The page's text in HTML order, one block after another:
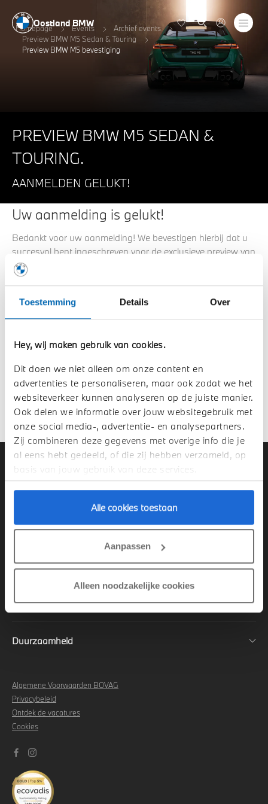
Toestemming Details Over
Hey, wij maken gebruik van cookies.
Dit doen we niet alleen om onze content en
advertenties te personaliseren, maar ook zodat we het
websiteverkeer kunnen analyseren op de juiste manier.
Ook delen we informatie over jouw websitegebruik met
onze social media-, advertentie- en analysepartners.
Zij combineren deze gegevens met overige info die je
al eens hebt gedeeld, of die zij hebben verzameld, op
basis van jouw gebruik van deze services.
Alle cookies toestaan
Aanpassen
Alleen noodzakelijke cookies
Oostland BMW
Homepage Events
Archief events
Preview BMW M5 Sedan & Touring
Preview BMW M5 bevestiging
PREVIEW BMW M5 SEDAN &
TOURING.
AANMELDEN GELUKT!
Uw aanmelding is gelukt!
Bedankt voor uw aanmelding! We bevestigen hierbij dat u
succesvol bent ingeschreven voor de exclusieve preview van
de nieuwe BMW M5 Sedan & Touring.
Datum:Donderdag 12 september
Tijd:18:00 - 21:00 uur
de eersten kennis te laten maken met dit topmodel. Mocht
u vragen hebben of uw deelname willen aanpassen, neem
dan gerust contact met ons op.
Tot binnenkort!
OOSTLAND BMW
Over Oostland BMW
Sales
Aftersales
Duurzaamheid
Algemene Voorwaarden BOVAG
Privacybeleid
Ontdek de vacatures
Cookies